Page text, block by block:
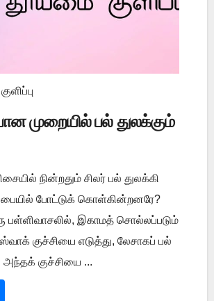
முறையில் பல் துலக்கும்
நின்றதும் சிலர் பல் துலக்கி
போட்டுக் கொள்கின்றனரே?
பள்ளிவாசலில், இகாமத் சொல்லப்படும்
குச்சியை எடுத்து, லேசாகப் பல்
அந்தக் குச்சியை ...